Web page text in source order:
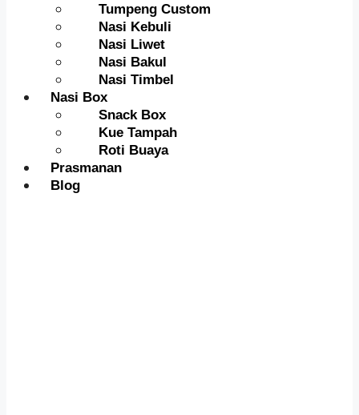
Tumpeng Custom
Nasi Kebuli
Nasi Liwet
Nasi Bakul
Nasi Timbel
Nasi Box
Snack Box
Kue Tampah
Roti Buaya
Prasmanan
Blog